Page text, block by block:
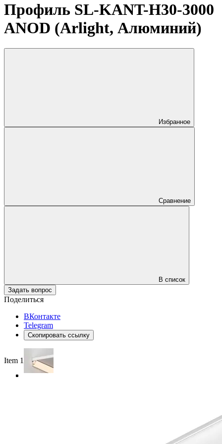
Профиль SL-KANT-H30-3000
ANOD (Arlight, Алюминий)
Избранное
Сравнение
В список
Задать вопрос
Поделиться
ВКонтакте
Telegram
Скопировать ссылку
Item 1 of 4